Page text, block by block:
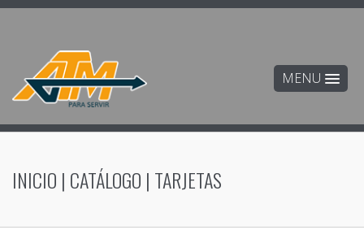
MENU
INICIO | CATÁLOGO | TARJETAS